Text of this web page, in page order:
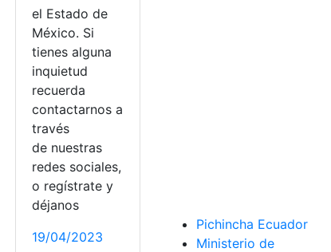
Demanda de alimentos
el Estado de
México. Si
tienes alguna
inquietud
recuerda
contactarnos a
través
de nuestras
redes sociales,
o regístrate y
déjanos
19/04/2023
Pichincha Ecuador
Ministerio de